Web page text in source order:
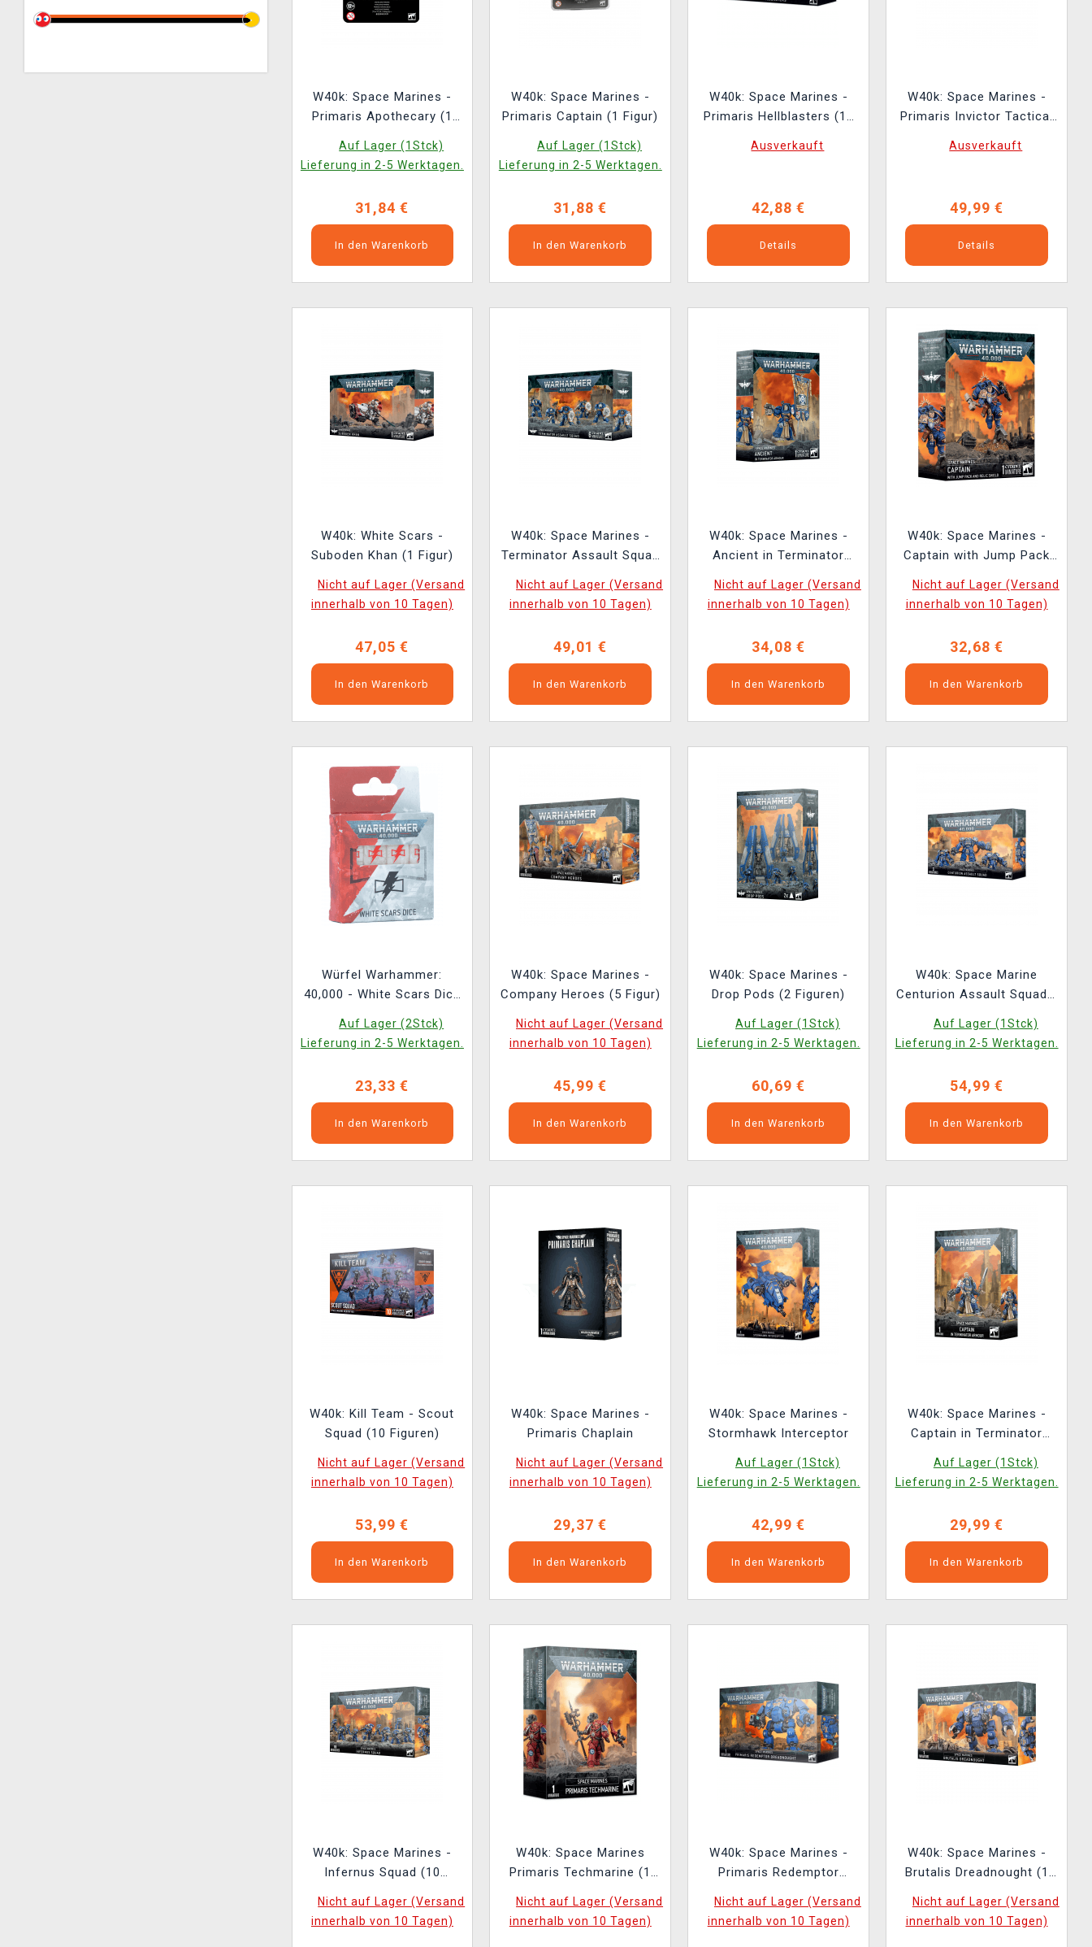
W40k: Space Marines -
Primaris Apothecary (1
Auf Lager (1Stck)
Lieferung in 2-5 Werktagen.
31,84 €
In den Warenkorb
W40k: Space Marines -
Primaris Captain (1 Figur)
Auf Lager (1Stck)
Lieferung in 2-5 Werktagen.
31,88 €
In den Warenkorb
W40k: Space Marines -
Primaris Hellblasters (10
Ausverkauft
42,88 €
Details
W40k: Space Marines -
Primaris Invictor Tactical
Ausverkauft
49,99 €
Details
W40k: White Scars -
Suboden Khan (1 Figur)
Nicht auf Lager (Versand
innerhalb von 10 Tagen)
47,05 €
In den Warenkorb
W40k: Space Marines -
Terminator Assault Squad
Nicht auf Lager (Versand
innerhalb von 10 Tagen)
49,01 €
In den Warenkorb
W40k: Space Marines -
Ancient in Terminator
Nicht auf Lager (Versand
innerhalb von 10 Tagen)
34,08 €
In den Warenkorb
W40k: Space Marines -
Captain with Jump Pack
Nicht auf Lager (Versand
innerhalb von 10 Tagen)
32,68 €
In den Warenkorb
Würfel Warhammer:
40,000 - White Scars Dice
Auf Lager (2Stck)
Lieferung in 2-5 Werktagen.
23,33 €
In den Warenkorb
W40k: Space Marines -
Company Heroes (5 Figur)
Nicht auf Lager (Versand
innerhalb von 10 Tagen)
45,99 €
In den Warenkorb
W40k: Space Marines -
Drop Pods (2 Figuren)
Auf Lager (1Stck)
Lieferung in 2-5 Werktagen.
60,69 €
In den Warenkorb
W40k: Space Marine
Centurion Assault Squad /
Auf Lager (1Stck)
Lieferung in 2-5 Werktagen.
54,99 €
In den Warenkorb
W40k: Kill Team - Scout
Squad (10 Figuren)
Nicht auf Lager (Versand
innerhalb von 10 Tagen)
53,99 €
In den Warenkorb
W40k: Space Marines -
Primaris Chaplain
Nicht auf Lager (Versand
innerhalb von 10 Tagen)
29,37 €
In den Warenkorb
W40k: Space Marines -
Stormhawk Interceptor
Auf Lager (1Stck)
Lieferung in 2-5 Werktagen.
42,99 €
In den Warenkorb
W40k: Space Marines -
Captain in Terminator
Auf Lager (1Stck)
Lieferung in 2-5 Werktagen.
29,99 €
In den Warenkorb
W40k: Space Marines -
Infernus Squad (10
Nicht auf Lager (Versand
innerhalb von 10 Tagen)
W40k: Space Marines
Primaris Techmarine (1
Nicht auf Lager (Versand
innerhalb von 10 Tagen)
W40k: Space Marines -
Primaris Redemptor
Nicht auf Lager (Versand
innerhalb von 10 Tagen)
W40k: Space Marines -
Brutalis Dreadnought (1
Nicht auf Lager (Versand
innerhalb von 10 Tagen)